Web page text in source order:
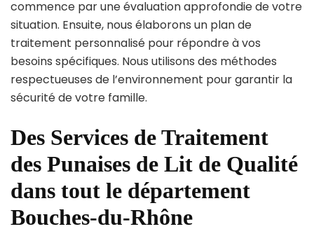
commence par une évaluation approfondie de votre
situation. Ensuite, nous élaborons un plan de
traitement personnalisé pour répondre à vos
besoins spécifiques. Nous utilisons des méthodes
respectueuses de l’environnement pour garantir la
sécurité de votre famille.
Des Services de Traitement
des Punaises de Lit de Qualité
dans tout le département
Bouches-du-Rhône